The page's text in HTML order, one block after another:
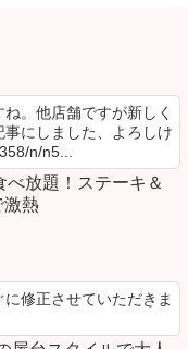
。他店舗ですが新しく
にしました、よろしけ
n/n5...
放題！ステーキ＆
激熱
修正させていただきま